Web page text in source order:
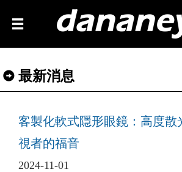
最新消息
客製化軟式隱形眼鏡：高度散
視者的福音
2024-11-01